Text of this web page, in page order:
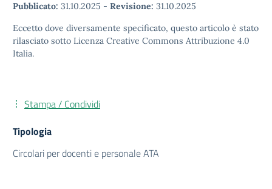
Pubblicato: 31.10.2025 - Revisione: 31.10.2025
Eccetto dove diversamente specificato, questo articolo è stato
rilasciato sotto Licenza Creative Commons Attribuzione 4.0
Italia.
Stampa / Condividi
Tipologia
Circolari per docenti e personale ATA